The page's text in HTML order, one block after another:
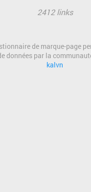
2412 links
de marque-page
données par la
kalvn